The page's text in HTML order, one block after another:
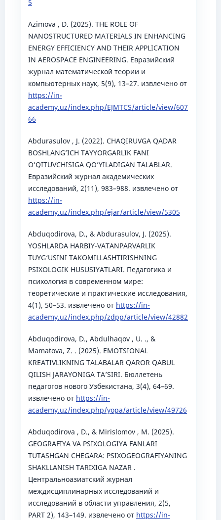
5
Azimova , D. (2025). THE ROLE OF
NANOSTRUCTURED MATERIALS IN ENHANCING
ENERGY EFFICIENCY AND THEIR APPLICATION
IN AEROSPACE ENGINEERING. Евразийский
журнал математической теории и
компьютерных наук, 5(9), 13–27. извлечено от
https://in-
academy.uz/index.php/EJMTCS/article/view/607
66
Abdurasulov , J. (2022). CHAQIRUVGA QADAR
BOSHLANGʼICH TAYYORGARLIK FANI
OʼQITUVCHISIGA QOʼYILADIGAN TALABLAR.
Евразийский журнал академических
исследований, 2(11), 983–988. извлечено от
https://in-
academy.uz/index.php/ejar/article/view/5305
Abduqodirova, D., & Abdurasulov, J. (2025).
YOSHLARDA HARBIY-VATANPARVARLIK
TUYG‘USINI TAKOMILLASHTIRISHNING
PSIXOLOGIK HUSUSIYATLARI. Педагогика и
психология в современном мире:
теоретические и практические исследования,
4(1), 50–53. извлечено от https://in-
academy.uz/index.php/zdpp/article/view/42882
Abduqodirova, D., Abdulhaqov , U. ., &
Mamatova, Z. . (2025). EMOTSIONAL
KREATIVLIKNING TALABALAR QAROR QABUL
QILISH JARAYONIGA TA’SIRI. Бюллетень
педагогов нового Узбекистана, 3(4), 64–69.
извлечено от https://in-
academy.uz/index.php/yopa/article/view/49726
Abduqodirova , D., & Mirislomov , M. (2025).
GEOGRAFIYA VA PSIXOLOGIYA FANLARI
TUTASHGAN CHEGARA: PSIXOGEOGRAFIYANING
SHAKLLANISH TARIXIGA NAZAR .
Центральноазиатский журнал
междисциплинарных исследований и
исследований в области управления, 2(5,
PART 2), 143–149. извлечено от https://in-